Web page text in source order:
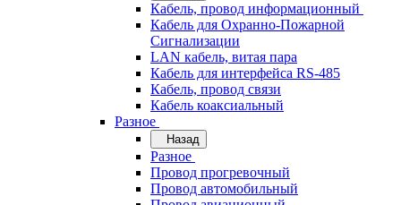
Кабель, провод информационный
Кабель для Охранно-Пожарной
Сигнализации
LAN кабель, витая пара
Кабель для интерфейса RS-485
Кабель, провод связи
Кабель коаксиальный
Разное
Назад
Разное
Провод прогревочный
Провод автомобильный